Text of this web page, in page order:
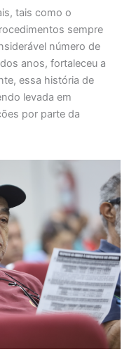
tais como o
sempre
número de
anos, fortaleceu a
essa história de
levada em
por parte da